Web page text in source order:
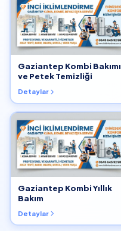
Gaziantep Kombi Bakımı
ve Petek Temizliği
Detaylar
Gaziantep Kombi Yıllık
Bakım
Detaylar